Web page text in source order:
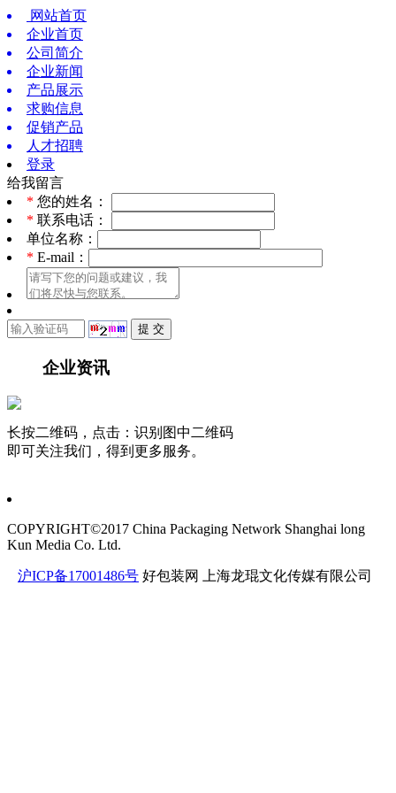
网站首页
企业首页
公司简介
企业新闻
产品展示
求购信息
促销产品
人才招聘
登录
给我留言
* 您的姓名：
* 联系电话：
单位名称：
* E-mail：
企业资讯
长按二维码，点击：识别图中二维码
即可关注我们，得到更多服务。
COPYRIGHT©2017 China Packaging Network Shanghai long
Kun Media Co. Ltd.
沪ICP备17001486号 好包装网 上海龙琨文化传媒有限公司